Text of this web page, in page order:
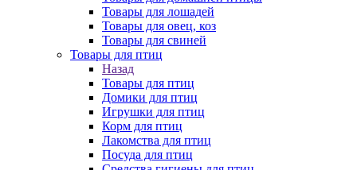
Товары для лошадей
Товары для овец, коз
Товары для свиней
Товары для птиц
Назад
Товары для птиц
Домики для птиц
Игрушки для птиц
Корм для птиц
Лакомства для птиц
Посуда для птиц